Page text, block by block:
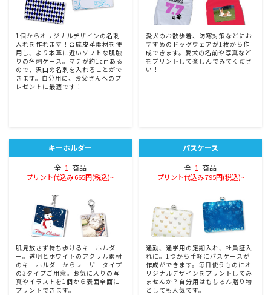
1個からオリジナルデザインの名刺
入れを作れます！合成皮革素材を使
用し、より本革に近いソフトな肌触
りの名刺ケース。マチが約1cmある
ので、沢山の名刺を入れることがで
きます。自分用に、お父さんへのプ
レゼントに最適です！
愛犬のお散歩着、防寒対策などにお
すすめのドッグウェアが1枚から作
成できます。愛犬の名前や写真など
をプリントして楽しんでみてくださ
い！
キーホルダー
全 1 商品
プリント代込み 665円(税込)~
肌見放さず持ち歩けるキーホルダ
ー。透明とホワイトのアクリル素材
のキーホルダーからレーザータイプ
の3タイプご用意。お気に入りの写
真やイラストを1個から表面全面に
プリントできます。
パスケース
全 1 商品
プリント代込み 795円(税込)~
通勤、通学用の定期入れ、社員証入
れに。1つから手軽にパスケースが
作成ができます。毎日使うものにオ
リジナルデザインをプリントしてみ
ませんか？自分用はもちろん贈り物
としても人気です。